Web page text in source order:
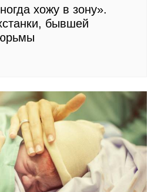
хожу в зону».
бывшей